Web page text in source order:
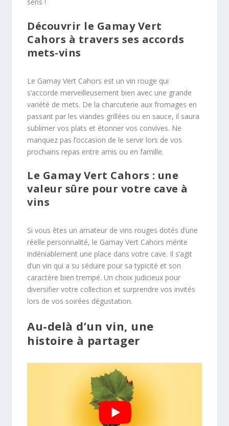
sens !
Découvrir le Gamay Vert
Cahors à travers ses accords
mets-vins
Le Gamay Vert Cahors est un vin rouge qui
s’accorde merveilleusement bien avec une grande
variété de mets. De la charcuterie aux fromages en
passant par les viandes grillées ou en sauce, il saura
sublimer vos plats et étonner vos convives. Ne
manquez pas l’occasion de le servir lors de vos
prochains repas entre amis ou en famille.
Le Gamay Vert Cahors : une
valeur sûre pour votre cave à
vins
Si vous êtes un amateur de vins rouges dotés d’une
réelle personnalité, le Gamay Vert Cahors mérite
indéniablement une place dans votre cave. Il s’agit
d’un vin qui a su séduire pour sa typicité et son
caractère bien trempé. Un choix judicieux pour
diversifier votre collection et surprendre vos invités
lors de vos soirées dégustation.
Au-delà d’un vin, une
histoire à partager